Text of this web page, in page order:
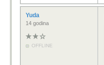
Yuda
14 godina
OFFLINE